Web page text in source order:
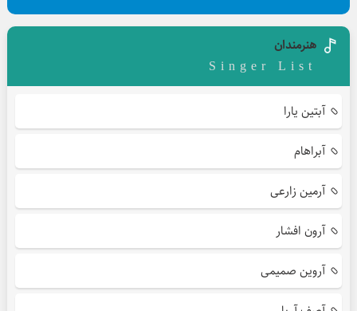
هنرمندان
Singer List
آبتین یارا
آبراهام
آرمین زارعی
آرون افشار
آروین صمیمی